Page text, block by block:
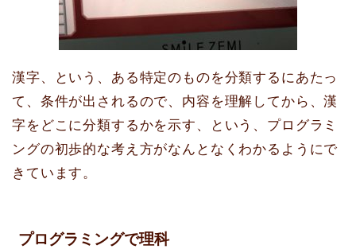
漢字、という、ある特定のものを分類するにあたっ
て、条件が出されるので、内容を理解してから、漢
字をどこに分類するかを示す、という、プログラミ
ングの初歩的な考え方がなんとなくわかるようにで
きています。
プログラミングで理科